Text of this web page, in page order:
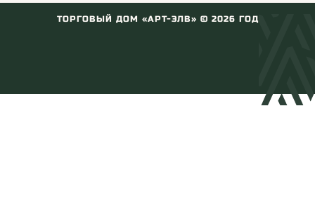
оригинальные чехлы для оптических прицелов
ТОРГОВЫЙ ДОМ «АРТ-ЭЛВ» © 2026 ГОД